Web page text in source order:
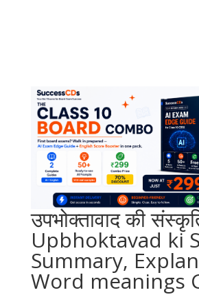
उपभोक्तावाद की
Upbhoktavad ki
Summary,
Word meanings